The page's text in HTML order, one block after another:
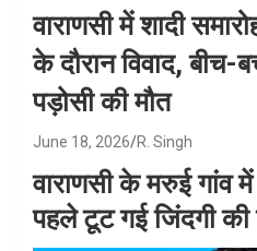
वाराणसी में शादी
के दौरान विवाद,
पड़ोसी की मौत
June 18, 2026 R. Singh
वाराणसी के मरुई गांव
पहले टूट गई जिंदगी की